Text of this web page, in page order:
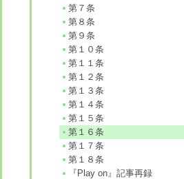
第７条
第８条
第９条
第１０条
第１１条
第１２条
第１３条
第１４条
第１５条
第１６条
第１７条
第１８条
『Play on』記事再録